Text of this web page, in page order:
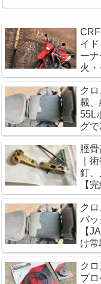
イ
ー
火
【
ク
載、
55L
グ
成
脛
｜
釘、
【
ク
バ
【
け常
ク
プ